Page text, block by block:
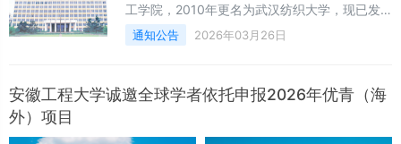
门类，拥有纺织科学与工程、设计学博士学位授
权一级学科，16个硕士学位授权一级学科和15个
硕士专业学
工学院，2010年更名为武汉纺织大学，现已发
展成为一所多学科协调发展、特色鲜明、优势突
出的普通全日制本科高校。学校自主培养了中国
齐教授。设置20个学院（部）3个研究院，涵盖
通知公告 2026年03月26日
安徽工程大学诚邀全球学者依托申报2026年优青（海
外）项目